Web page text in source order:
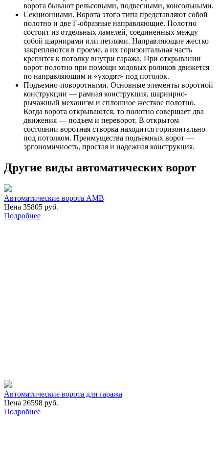
ворота бывают рельсовыми, подвесными, консольными.
Секционными. Ворота этого типа представляют собой
полотно и две Г-образные направляющие. Полотно
состоит из отдельных ламелей, соединенных между
собой шарнирами или петлями. Направляющие жестко
закрепляются в проеме, а их горизонтальная часть
крепится к потолку внутри гаража. При открывании
ворот полотно при помощи ходовых роликов движется
по направляющим и «уходят» под потолок.
Подъемно-поворотными. Основные элементы воротной
конструкции — рамная конструкция, шарнирно-
рычажный механизм и сплошное жесткое полотно.
Когда ворота открываются, то полотно совершает два
движения — подъем и переворот. В открытом
состоянии воротная створка находится горизонтально
под потолком. Преимущества подъемных ворот —
эргономичность, простая и надежная конструкция.
Другие виды автоматических ворот
Автоматические ворота АМВ
Цена 35805 руб.
Подробнее
Автоматические ворота для гаража
Цена 26598 руб.
Подробнее